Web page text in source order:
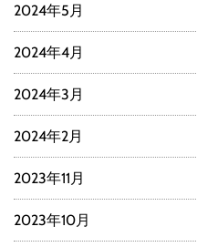
2024年5月
2024年4月
2024年3月
2024年2月
2023年11月
2023年10月